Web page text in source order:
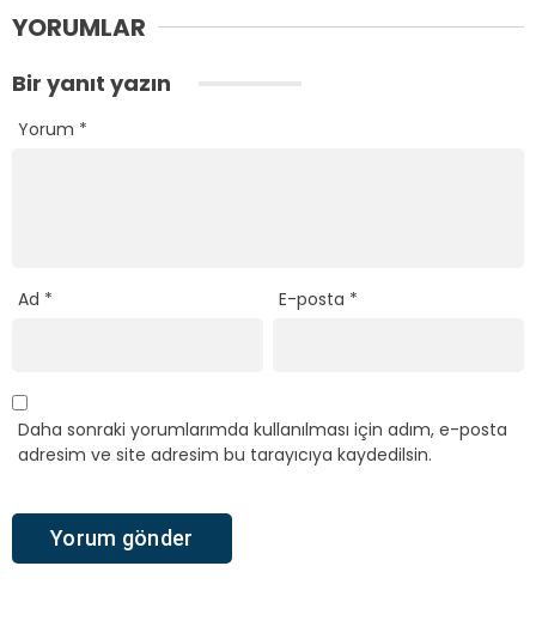
YORUMLAR
Bir yanıt yazın
Yorum *
Ad * E-posta *
Daha sonraki yorumlarımda kullanılması için adım, e-posta
adresim ve site adresim bu tarayıcıya kaydedilsin.